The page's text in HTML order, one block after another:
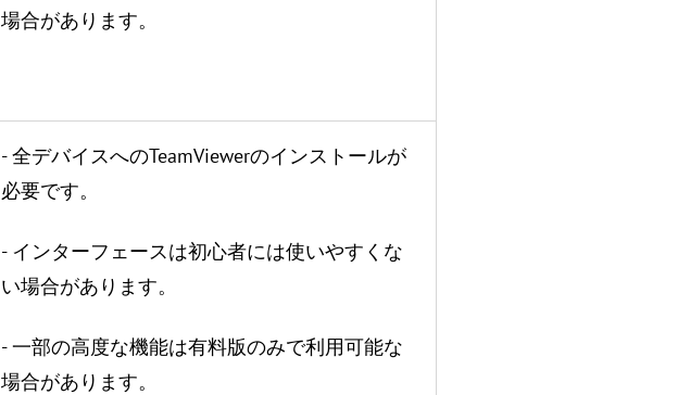
場合があります。
- 全デバイスへのTeamViewerのインストールが
必要です。
- インターフェースは初心者には使いやすくな
い場合があります。
- 一部の高度な機能は有料版のみで利用可能な
場合があります。